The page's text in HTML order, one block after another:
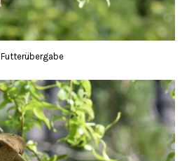
Futterübergabe